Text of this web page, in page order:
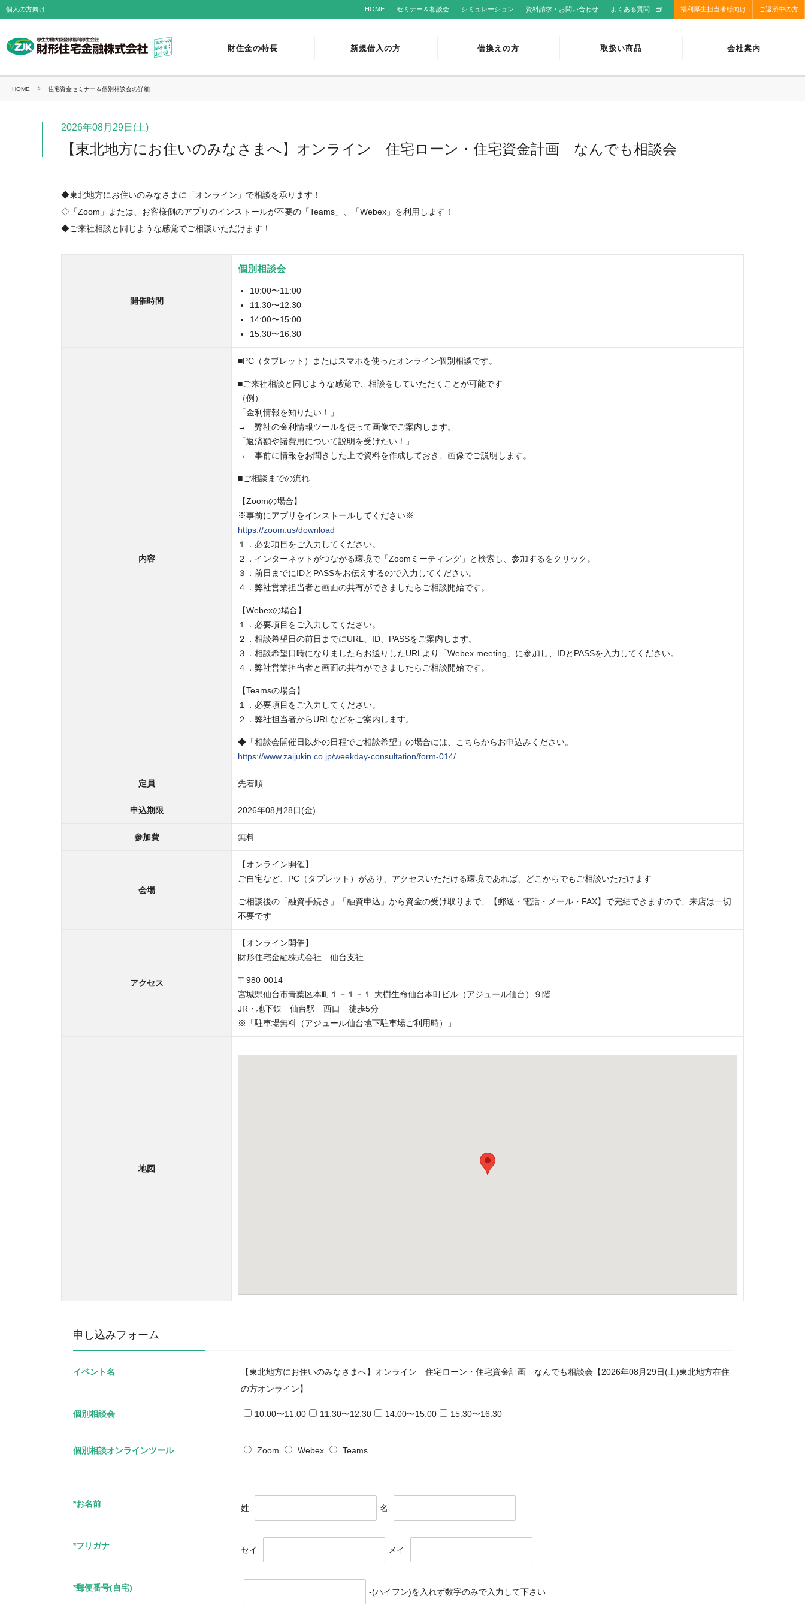
個人の方向け HOME セミナー＆相談会 シミュレーション 資料請求・お問い合わせ よくある質問 福利厚生担当者様向け ご返済中の方
財住金の特長 新規借入の方 借換えの方 取扱い商品 会社案内
HOME 住宅資金セミナー＆個別相談会の詳細
2026年08月29日(土)
【東北地方にお住いのみなさまへ】オンライン 住宅ローン・住宅資金計画 なんでも相談会
◆東北地方にお住いのみなさまに「オンライン」で相談を承ります！
◇「Zoom」または、お客様側のアプリのインストールが不要の「Teams」、「Webex」を利用します！
◆ご来社相談と同じような感覚でご相談いただけます！
開催時間
個別相談会
10:00〜11:00
11:30〜12:30
14:00〜15:00
15:30〜16:30
内容
■PC（タブレット）またはスマホを使ったオンライン個別相談です。
■ご来社相談と同じような感覚で、相談をしていただくことが可能です
（例）
「金利情報を知りたい！」
→ 弊社の金利情報ツールを使って画像でご案内します。
「返済額や諸費用について説明を受けたい！」
→ 事前に情報をお聞きした上で資料を作成しておき、画像でご説明します。
■ご相談までの流れ
【Zoomの場合】
※事前にアプリをインストールしてください※
https://zoom.us/download
１．必要項目をご入力してください。
２．インターネットがつながる環境で「Zoomミーティング」と検索し、参加するをクリック。
３．前日までにIDとPASSをお伝えするので入力してください。
４．弊社営業担当者と画面の共有ができましたらご相談開始です。
【Webexの場合】
１．必要項目をご入力してください。
２．相談希望日の前日までにURL、ID、PASSをご案内します。
３．相談希望日時になりましたらお送りしたURLより「Webex meeting」に参加し、IDとPASSを入力してください。
４．弊社営業担当者と画面の共有ができましたらご相談開始です。
【Teamsの場合】
１．必要項目をご入力してください。
２．弊社担当者からURLなどをご案内します。
◆「相談会開催日以外の日程でご相談希望」の場合には、こちらからお申込みください。
https://www.zaijukin.co.jp/weekday-consultation/form-014/
定員 先着順
申込期限 2026年08月28日(金)
参加費 無料
会場
【オンライン開催】
ご自宅など、PC（タブレット）があり、アクセスいただける環境であれば、どこからでもご相談いただけます
ご相談後の「融資手続き」「融資申込」から資金の受け取りまで、【郵送・電話・メール・FAX】で完結できますので、来店は一切
不要です
アクセス
【オンライン開催】
財形住宅金融株式会社 仙台支社
〒980-0014
宮城県仙台市青葉区本町１－１－１ 大樹生命仙台本町ビル（アジュール仙台）９階
JR・地下鉄 仙台駅 西口 徒歩5分
※「駐車場無料（アジュール仙台地下駐車場ご利用時）」
地図
申し込みフォーム
イベント名
【東北地方にお住いのみなさまへ】オンライン 住宅ローン・住宅資金計画 なんでも相談会【2026年08月29日(土)東北地方在住
の方オンライン】
個別相談会 10:00〜11:00 11:30〜12:30 14:00〜15:00 15:30〜16:30
個別相談オンラインツール Zoom Webex Teams
*お名前 姓 名
*フリガナ セイ メイ
*郵便番号(自宅) -(ハイフン)を入れず数字のみで入力して下さい